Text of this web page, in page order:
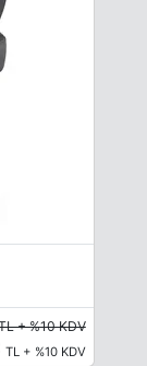
+ %10 KDV
TL + %10 KDV